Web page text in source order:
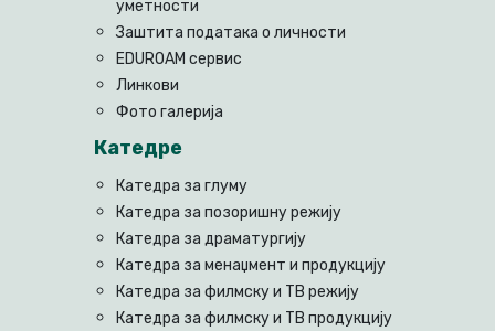
уметности
Заштита података о личности
EDUROAM сервис
Линкови
Фото галерија
Катедре
Катедра за глуму
Катедра за позоришну режију
Катедра за драматургију
Катедра за менаџмент и продукцију
Катедра за филмску и ТВ режију
Катедра за филмску и ТВ продукцију